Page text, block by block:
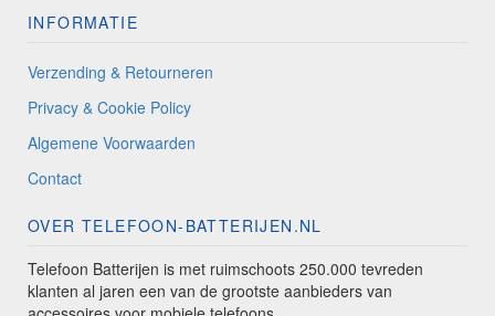
INFORMATIE
Verzending & Retourneren
Privacy & Cookie Policy
Algemene Voorwaarden
Contact
OVER TELEFOON-BATTERIJEN.NL
Telefoon Batterijen is met ruimschoots 250.000 tevreden
klanten al jaren een van de grootste aanbieders van